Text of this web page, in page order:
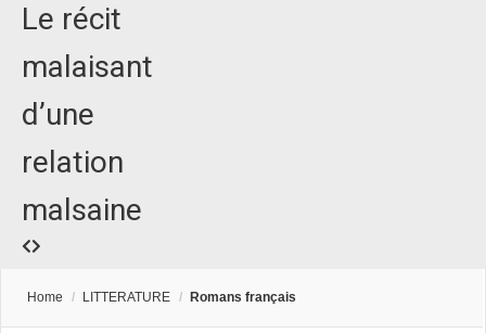
Le récit
malaisant
d’une
relation
malsaine
Home / LITTERATURE / Romans français